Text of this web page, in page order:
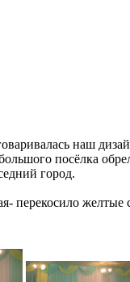
наш
посёлка
город.
перекосило